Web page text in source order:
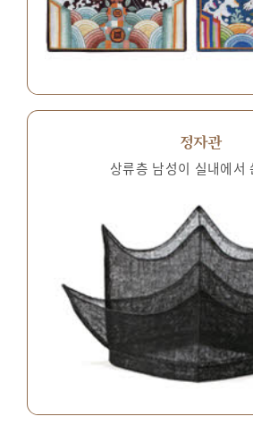
정자관
상류층 남성이 실내에서